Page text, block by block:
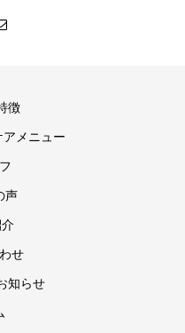
徴
アメニュー
声
せ
知らせ